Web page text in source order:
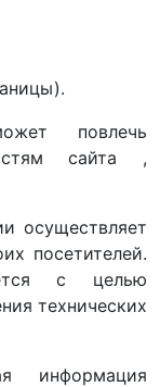
повлечь
сайта ,
посетителей.
с целью
технических
информация